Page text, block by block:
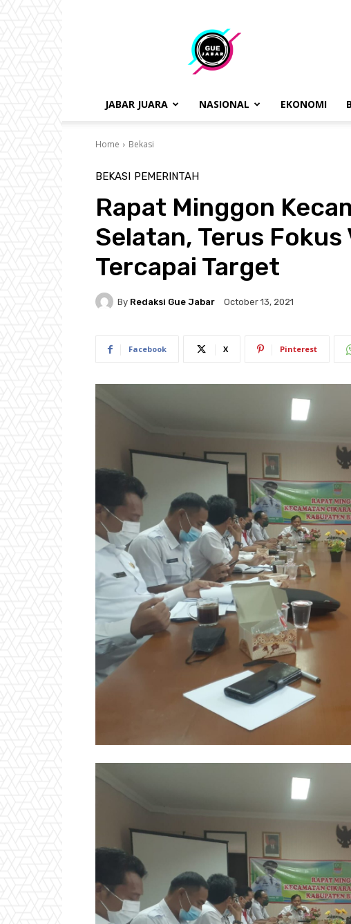
gue
jabar
JABAR JUARA NASIONAL EKONOMI
Home Bekasi
BEKASI PEMERINTAH
Rapat Minggon
Selatan, Terus Fokus
Tercapai Target
By Redaksi Gue Jabar October 13, 2021
Facebook X Pinterest